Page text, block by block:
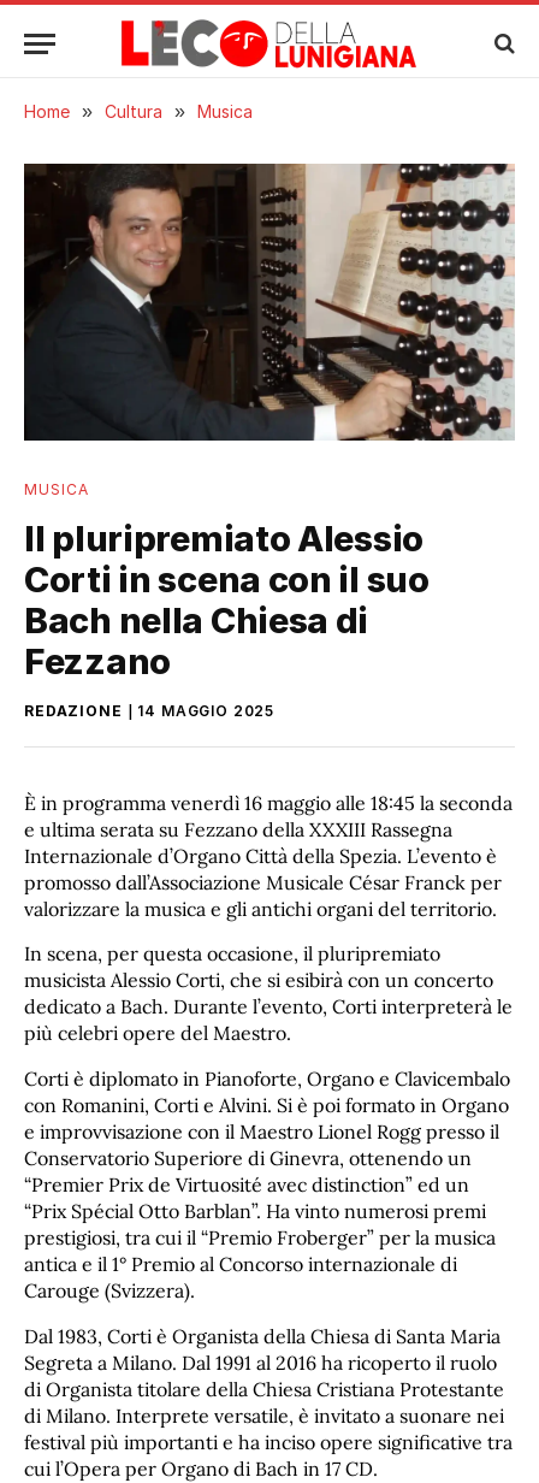
Home » Cultura » Musica
MUSICA
Il pluripremiato Alessio
Corti in scena con il suo
Bach nella Chiesa di
Fezzano
REDAZIONE 14 MAGGIO 2025
È in programma venerdì 16 maggio alle 18:45 la seconda
e ultima serata su Fezzano della XXXIII Rassegna
Internazionale d’Organo Città della Spezia. L’evento è
promosso dall’Associazione Musicale César Franck per
valorizzare la musica e gli antichi organi del territorio.
In scena, per questa occasione, il pluripremiato
musicista Alessio Corti, che si esibirà con un concerto
dedicato a Bach. Durante l’evento, Corti interpreterà le
più celebri opere del Maestro.
Corti è diplomato in Pianoforte, Organo e Clavicembalo
con Romanini, Corti e Alvini. Si è poi formato in Organo
e improvvisazione con il Maestro Lionel Rogg presso il
Conservatorio Superiore di Ginevra, ottenendo un
“Premier Prix de Virtuosité avec distinction” ed un
“Prix Spécial Otto Barblan”. Ha vinto numerosi premi
prestigiosi, tra cui il “Premio Froberger” per la musica
antica e il 1° Premio al Concorso internazionale di
Carouge (Svizzera).
Dal 1983, Corti è Organista della Chiesa di Santa Maria
Segreta a Milano. Dal 1991 al 2016 ha ricoperto il ruolo
di Organista titolare della Chiesa Cristiana Protestante
di Milano. Interprete versatile, è invitato a suonare nei
festival più importanti e ha inciso opere significative tra
cui l’Opera per Organo di Bach in 17 CD.